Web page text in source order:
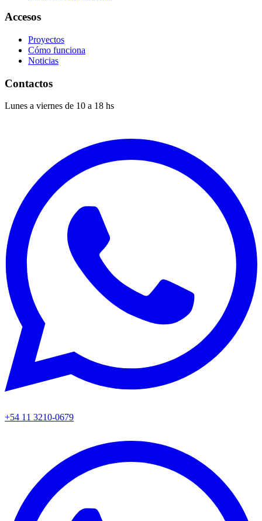
Accesos
Proyectos
Cómo funciona
Noticias
Contactos
Lunes a viernes de 10 a 18 hs
+54 11 3210-0679